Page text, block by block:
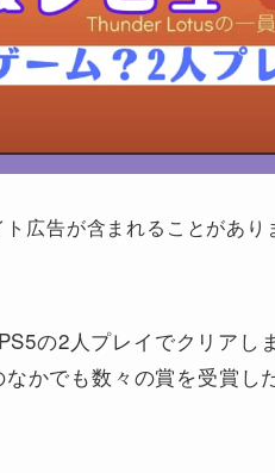
広告が含まれることがあり
の2人プレイでクリアし
かでも数々の賞を受賞し